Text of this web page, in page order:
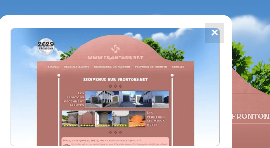
FRONTONS.NET
AJOUTS RECHERCHER UN FRONTON PROPOSER UN FRONTON
✕